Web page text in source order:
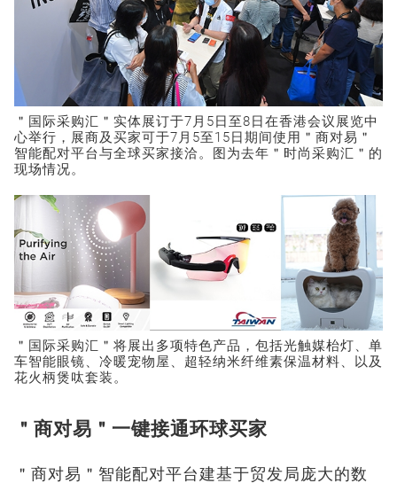
＂国际采购汇＂实体展订于7月5日至8日在香港会议展览中
心举行，展商及买家可于7月5至15日期间使用＂商对易＂
智能配对平台与全球买家接洽。图为去年＂时尚采购汇＂的
现场情况。
＂国际采购汇＂将展出多项特色产品，包括光触媒枱灯、单
车智能眼镜、冷暖宠物屋、超轻纳米纤维素保温材料、以及
花火柄煲呔套装。
＂商对易＂一键接通环球买家
＂商对易＂智能配对平台建基于贸发局庞大的数